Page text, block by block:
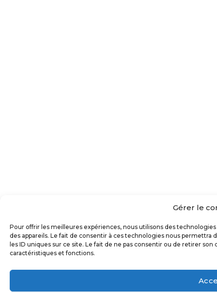
Gérer le
Pour offrir les meilleures expériences, nous utilisons des
des appareils. Le fait de consentir à ces technologies nous
les ID uniques sur ce site. Le fait de ne pas consentir ou de retirer
caractéristiques et fonctions.